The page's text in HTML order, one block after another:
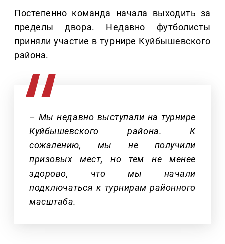
Постепенно команда начала выходить за
пределы двора. Недавно футболисты
приняли участие в турнире Куйбышевского
района.
– Мы недавно выступали на турнире
Куйбышевского района. К
сожалению, мы не получили
призовых мест, но тем не менее
здорово, что мы начали
подключаться к турнирам районного
масштаба.